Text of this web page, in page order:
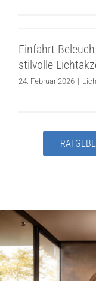
Einfahrt
stilvolle
24. Februar 2026 |